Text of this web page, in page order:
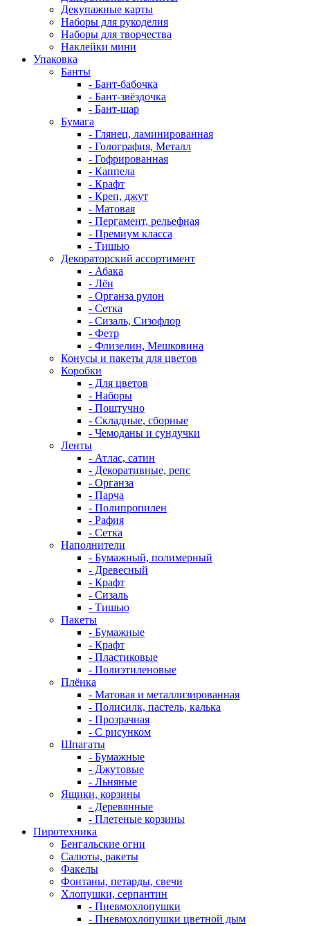
Декупажные карты
Наборы для рукоделия
Наборы для творчества
Наклейки мини
Упаковка
Банты
- Бант-бабочка
- Бант-звёздочка
- Бант-шар
Бумага
- Глянец, ламинированная
- Голография, Металл
- Гофрированная
- Каппела
- Крафт
- Креп, джут
- Матовая
- Пергамент, рельефная
- Премиум класса
- Тишью
Декораторский ассортимент
- Абака
- Лён
- Органза рулон
- Сетка
- Сизаль, Сизофлор
- Фетр
- Флизелин, Мешковина
Конусы и пакеты для цветов
Коробки
- Для цветов
- Наборы
- Поштучно
- Складные, сборные
- Чемоданы и сундучки
Ленты
- Атлас, сатин
- Декоративные, репс
- Органза
- Парча
- Полипропилен
- Рафия
- Сетка
Наполнители
- Бумажный, полимерный
- Древесный
- Крафт
- Сизаль
- Тишью
Пакеты
- Бумажные
- Крафт
- Пластиковые
- Полиэтиленовые
Плёнка
- Матовая и металлизированная
- Полисилк, пастель, калька
- Прозрачная
- С рисунком
Шпагаты
- Бумажные
- Джутовые
- Льняные
Ящики, корзины
- Деревянные
- Плетеные корзины
Пиротехника
Бенгальские огни
Салюты, ракеты
Факелы
Фонтаны, петарды, свечи
Хлопушки, серпантин
- Пневмохлопушки
- Пневмохлопушки цветной дым